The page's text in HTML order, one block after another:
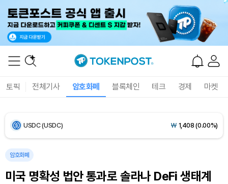
토픽 전체기사 암호화폐 블록체인 테크 경제 마켓
Bitcoin (BTC) ₩91,480,424(-0.32%)
USDC (USDC) ₩ 1,408(0.00%)
XRP (XRP)
Solana (SOL) ₩106,189 (+2.20%)
암호화폐
미국 명확성 법안 통과로 솔라나 DeFi 생태계